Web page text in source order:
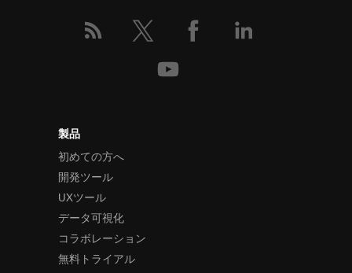
製品
初めての方へ
開発ツール
UXツール
データ可視化
コラボレーション
無料トライアル